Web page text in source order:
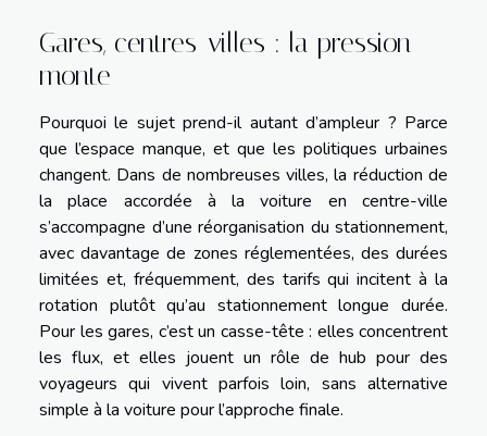
Gares, centres-villes : la pression
monte
Pourquoi le sujet prend-il autant d’ampleur ? Parce
que l’espace manque, et que les politiques urbaines
changent. Dans de nombreuses villes, la réduction de
la place accordée à la voiture en centre-ville
s’accompagne d’une réorganisation du stationnement,
avec davantage de zones réglementées, des durées
limitées et, fréquemment, des tarifs qui incitent à la
rotation plutôt qu’au stationnement longue durée.
Pour les gares, c’est un casse-tête : elles concentrent
les flux, et elles jouent un rôle de hub pour des
voyageurs qui vivent parfois loin, sans alternative
simple à la voiture pour l’approche finale.